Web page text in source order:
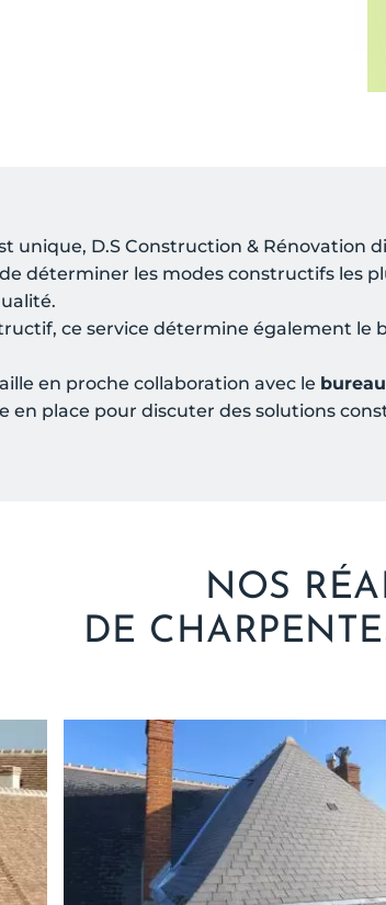
unique, D.S Construction & Rénovation
déterminer les modes constructifs les
ce service détermine également
en proche collaboration avec le
en place pour discuter des solutions
NOS
DE